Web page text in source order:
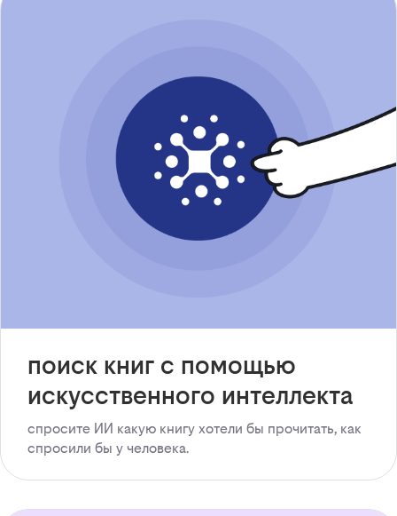
поиск книг с помощью
искусственного интеллекта
спросите ИИ какую книгу хотели бы прочитать, как
спросили бы у человека.